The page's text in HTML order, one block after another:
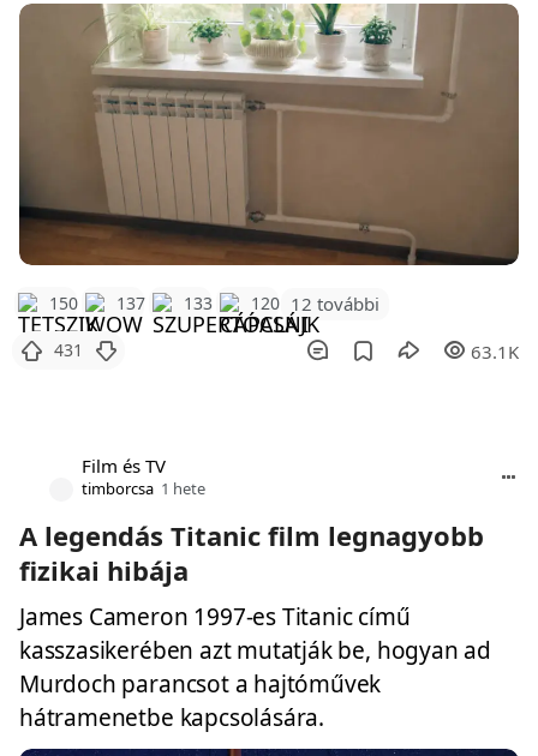
150 137 133 120 12 további
431 63.1K
Film és TV
timborcsa 1 hete
A legendás Titanic film legnagyobb
fizikai hibája
James Cameron 1997-es Titanic című
kasszasikerében azt mutatják be, hogyan ad
Murdoch parancsot a hajtóművek
hátramenetbe kapcsolására.